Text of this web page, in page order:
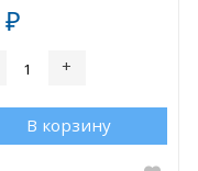
₽
+
В корзину